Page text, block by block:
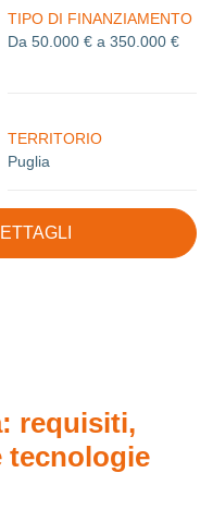
TIPO DI FINANZIAMENTO
Da 50.000 € a 350.000 €
TERRITORIO
Puglia
requisiti,
tecnologie